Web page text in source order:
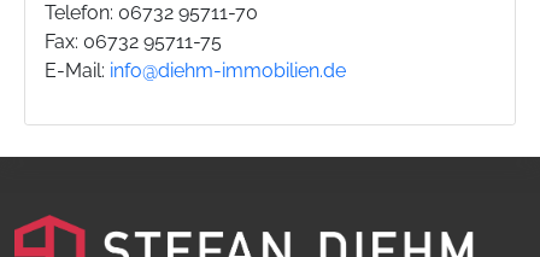
Telefon: 06732 95711-70
Fax: 06732 95711-75
E-Mail: info@diehm-immobilien.de